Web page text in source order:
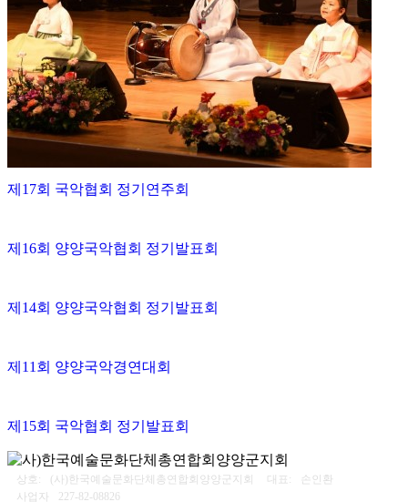
제17회 국악협회 정기연주회
제16회 양양국악협회 정기발표회
제14회 양양국악협회 정기발표회
제11회 양양국악경연대회
제15회 국악협회 정기발표회
상호: (사)한국예술문화단체총연합회양양군지회 대표:
손인환
사업자
227-82-08826